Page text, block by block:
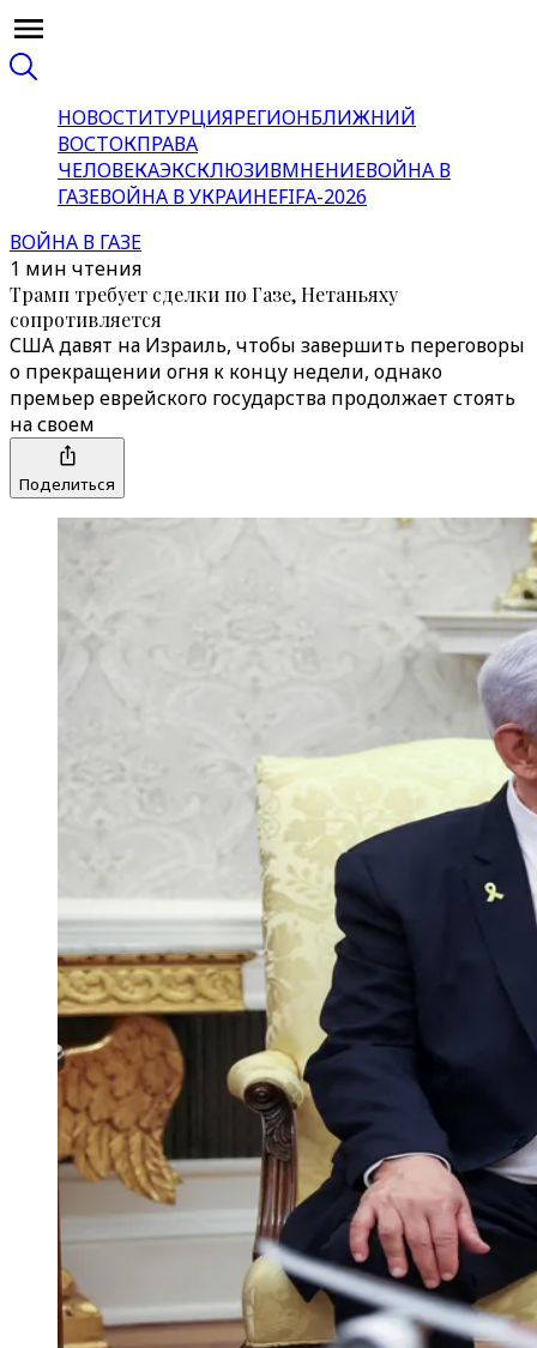
НОВОСТИТУРЦИЯРЕГИОНБЛИЖНИЙ
ВОСТОКПРАВА
ЧЕЛОВЕКАЭКСКЛЮЗИВМНЕНИЕВОЙНА В
ГАЗЕВОЙНА В УКРАИНЕFIFA-2026
ВОЙНА В ГАЗЕ
1 мин чтения
Трамп требует сделки по Газе, Нетаньяху
сопротивляется
США давят на Израиль, чтобы завершить переговоры
о прекращении огня к концу недели, однако
премьер еврейского государства продолжает стоять
на своем
Поделиться